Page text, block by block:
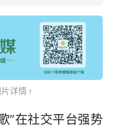
详情
”在社交平台强势